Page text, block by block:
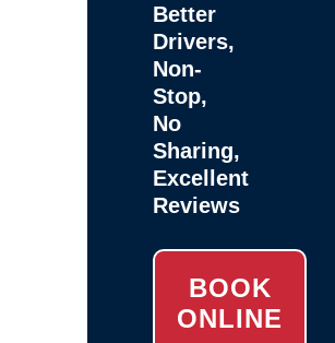
Better
Drivers,
Non-
Stop,
No
Sharing,
Excellent
Reviews
BOOK
ONLINE